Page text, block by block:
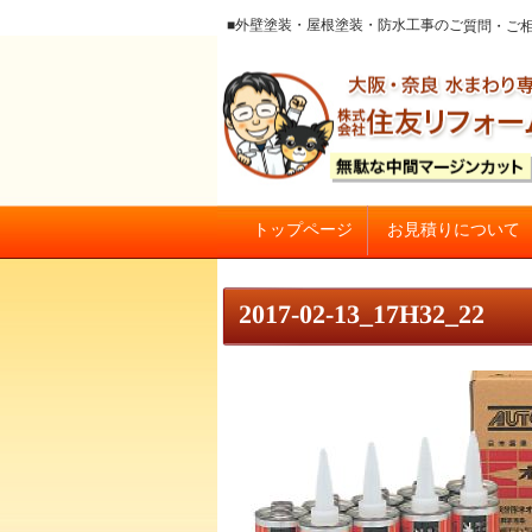
■外壁塗装・屋根塗装・防水工事のご質
大阪の外壁塗装・屋根塗装 戸
トップページ お見積りについて
2017-02-13_17H32_22